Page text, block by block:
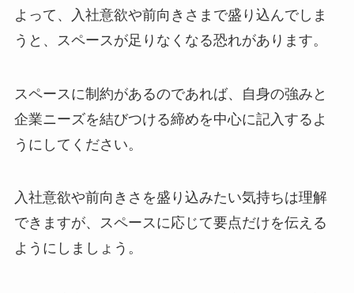
よって、入社意欲や前向きさまで盛り込んでしま
うと、スペースが足りなくなる恐れがあります。
スペースに制約があるのであれば、自身の強みと
企業ニーズを結びつける締めを中心に記入するよ
うにしてください。
入社意欲や前向きさを盛り込みたい気持ちは理解
できますが、スペースに応じて要点だけを伝える
ようにしましょう。